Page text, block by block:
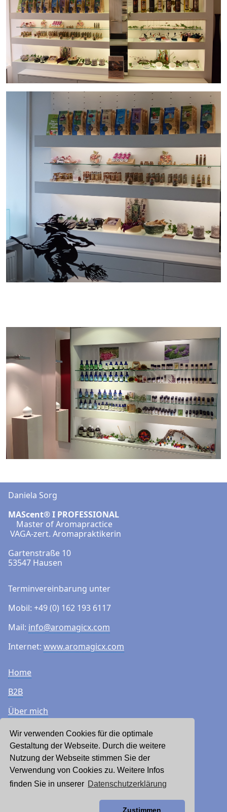
Wir verwenden Cookies für die optimale
Gestaltung der Webseite. Durch die weitere
Nutzung der Webseite stimmen Sie der
Verwendung von Cookies zu. Weitere Infos
finden Sie in unserer Datenschutzerklärung
Zustimmen
Daniela Sorg
MAScent® Ι PROFESSIONAL
Master of Aromapractice
VAGA-zert. Aromapraktikerin
Gartenstraße 10
53547 Hausen
Terminvereinbarung unter
Mobil: +49 (0) 162 193 6117
Mail: info@aromagicx.com
Internet: www.aromagicx.com
Home
B2B
Über mich
Impressum
Leistungen
News